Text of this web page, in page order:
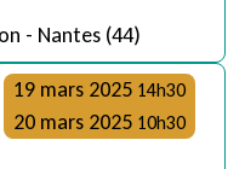
- Nantes (44)
19 mars 2025 14h30
20 mars 2025 10h30